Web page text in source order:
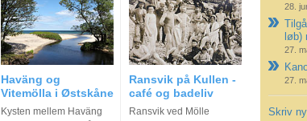
Haväng og
Vitemölla i Østskåne
Kysten mellem Haväng
Ransvik på Kullen -
café og badeliv
Ransvik ved Mölle
28.
løb)
27.
27.
Skriv